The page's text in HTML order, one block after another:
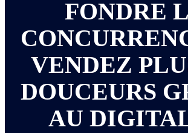
FONDRE
VENDEZ
DOUCEURS
AU